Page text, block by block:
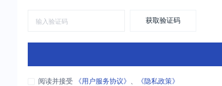
获取验证码
阅读并接受 《用户服务协议》 、 《隐私政策》